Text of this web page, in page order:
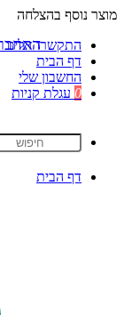
מוצר נוסף בהצלחה
התקשרו אלינו
דף הבית
החשבון שלי
0 עגלת קניות
דף הבית